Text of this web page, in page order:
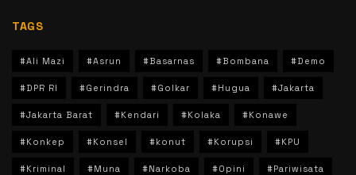
TAGS
#Ali Mazi #Asrun #Basarnas #Bombana #Demo
#DPR RI #Gerindra #Golkar #Hugua #Jakarta
#Jakarta Barat #Kendari #Kolaka #Konawe
#Konkep #Konsel #konut #Korupsi #KPU
#Kriminal #Muna #Narkoba #Opini #Pariwisata